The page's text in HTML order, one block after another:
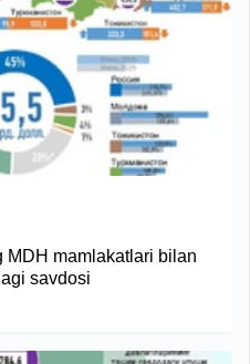
MDH mamlakatlari bilan
savdosi